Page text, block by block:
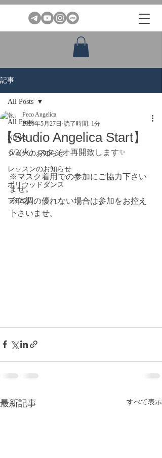
記事
All Posts
NEWS
ショーのお知らせ
レッスンのお知らせ
ボリウッドダンス
ブログ
All Posts
【Studio Angelica Start】
Peco Angelica
2020年5月27日 読了時間: 1分
6/2(火）スタジオ再開致します✨
※マスク着用での参加にご協力下さい
ませ。
※体調の優れない場合は参加をお控え
下さいませ。
最新記事 すべて表示